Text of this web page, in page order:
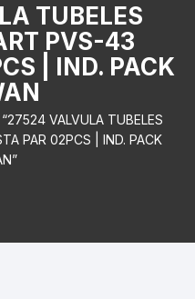
TUBELES
PVS-43
| IND. PACK
VALVULA TUBELES
PAR 02PCS | IND. PACK